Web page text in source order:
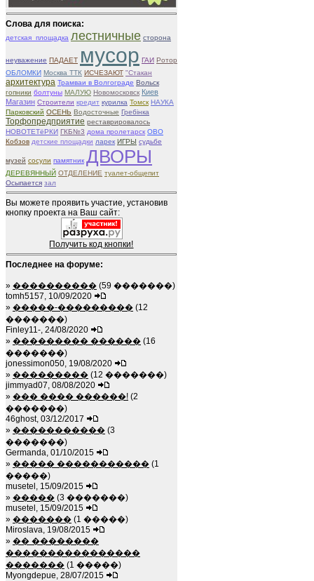
Слова для поиска:
детская_площадка лестничные сторона
неуважение ПАДАЕТ мусор ГАИ Ротор
ОБЛОМКИ Москва ТТК ИСЧЕЗАЮТ "Стакан
архитектура Трамваи в Волгограде Вольск
гопники болтуны МАЛУЮ Новомосковск Киев
Магазин Строители кредит курилка Томск НАУКА
Парковский ОСЕНЬ Водосточные Гребінка
Торфопредприятие реставрировалось
НОВОТЕТёРКИ ГКБ№3 дома пролетарск ОВО
Кобзов детские площадки ларек ИГРЫ судьбе
музей сосули памятник ДВОРЫ
ДЕРЕВЯННЫЙ ОТДЕЛЕНИЕ туалет-общепит
Осыпается зал
Вы можете проявить участие, установив
кнопку проекта на Ваш сайт:
Получить код кнопки!
Последнее на форуме:
» ���������� (59 �������)
tomh5157, 10/09/2020
» �����-��������� (12
�������)
Finley11-, 24/08/2020
» ��������� ������ (16
�������)
jonessimon050, 19/08/2020
» ��������� (12 �������)
jimmyad07, 08/08/2020
» ��� ���� ������! (2
�������)
46ghost, 03/12/2017
» ����������� (3
�������)
Germanda, 01/10/2015
» ����� ����������� (1
�����)
musetel, 15/09/2015
» ����� (3 �������)
musetel, 15/09/2015
» ������� (1 �����)
Miroslava, 19/08/2015
» �� ��������
����������������
������� (1 �����)
Myongdepue, 28/07/2015